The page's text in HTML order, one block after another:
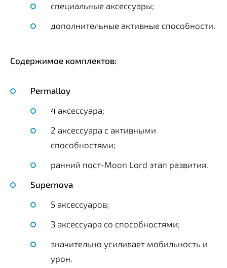
специальные аксессуары;
дополнительные активные способности.
Содержимое комплектов:
Permalloy
4 аксессуара;
2 аксессуара с активными
способностями;
ранний пост-Moon Lord этап развития.
Supernova
5 аксессуаров;
3 аксессуара со способностями;
значительно усиливает мобильность и
урон.